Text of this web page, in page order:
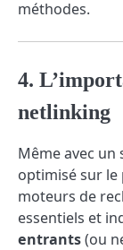
méthodes.
4.
netlinking
Même avec un
optimisé sur le
moteurs de
essentiels et
entrants(ou